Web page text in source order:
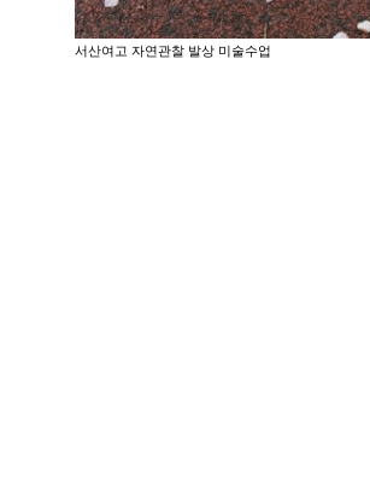
서산여고 자연관찰 발상 미술수업